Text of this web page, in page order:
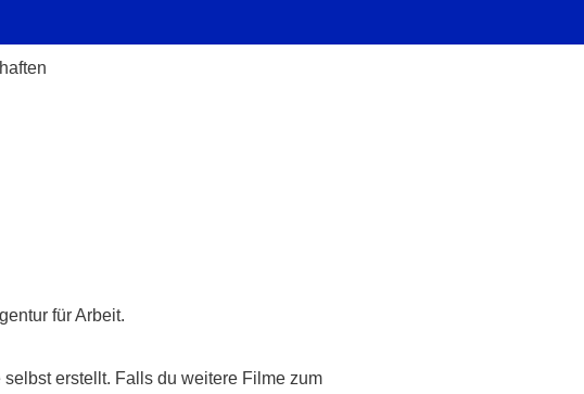
für Arbeit.
erstellt. Falls du weitere Filme zum